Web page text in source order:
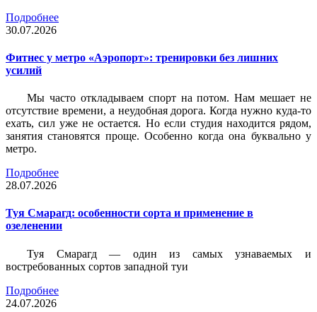
Подробнее
30.07.2026
Фитнес у метро «Аэропорт»: тренировки без лишних
усилий
Мы часто откладываем спорт на потом. Нам мешает не
отсутствие времени, а неудобная дорога. Когда нужно куда-то
ехать, сил уже не остается. Но если студия находится рядом,
занятия становятся проще. Особенно когда она буквально у
метро.
Подробнее
28.07.2026
Туя Смарагд: особенности сорта и применение в
озеленении
Туя Смарагд — один из самых узнаваемых и
востребованных сортов западной туи
Подробнее
24.07.2026